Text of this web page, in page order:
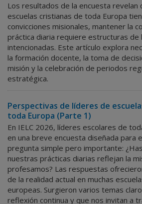
Los resultados de la encuesta revelan
escuelas cristianas de toda Europa
convicciones misionales, mantener la
práctica diaria requiere estructuras de
intencionadas. Este artículo explora
la formación docente, la toma de
misión y la celebración de periodos
estratégica.
Perspectivas de líderes de
toda Europa (Parte 1)
En IELC 2026, líderes escolares de
en una breve encuesta diseñada para
pregunta simple pero importante:
nuestras prácticas diarias reflejan la
profesamos? Las respuestas
de la realidad actual en muchas
europeas. Surgieron varios temas
reflexión continua y que nos invitan a